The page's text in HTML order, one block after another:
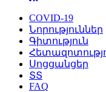
COVID-19
Նորություններ
Գիտություն
Սոցցանցեր
ՏՏ
FAQ